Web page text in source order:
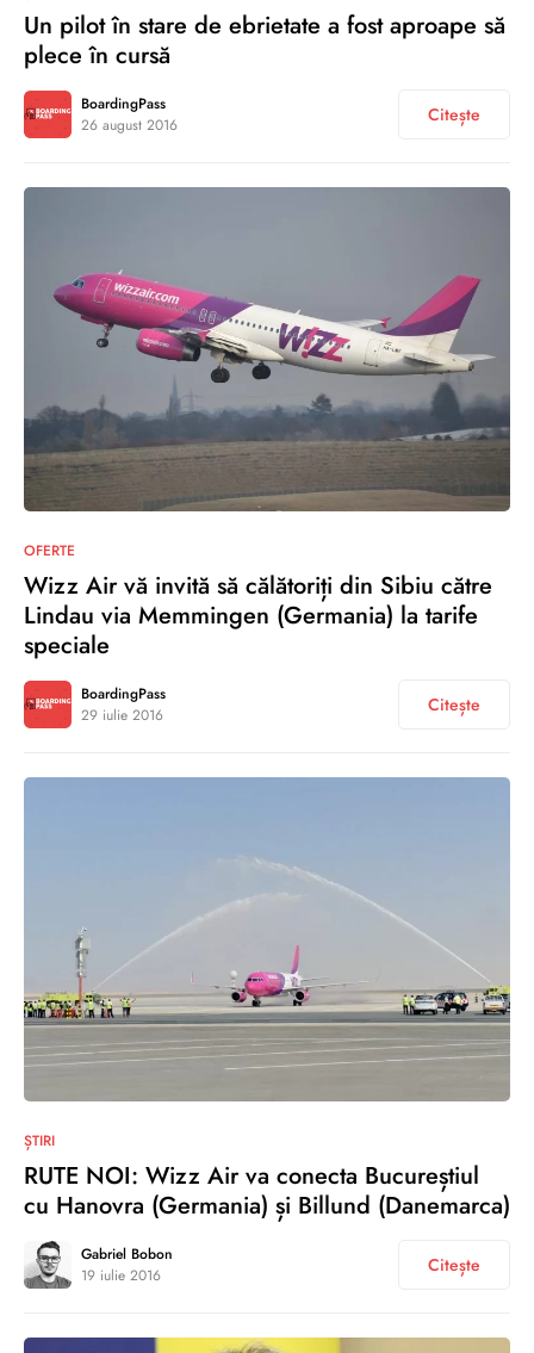
Un pilot în stare de ebrietate a fost aproape să
plece în cursă
BoardingPass
26 august 2016
Citește
OFERTE
Wizz Air vă invită să călătoriți din Sibiu către
Lindau via Memmingen (Germania) la tarife
speciale
BoardingPass
29 iulie 2016
Citește
ȘTIRI
RUTE NOI: Wizz Air va conecta Bucureștiul
cu Hanovra (Germania) și Billund (Danemarca)
Gabriel Bobon
19 iulie 2016
Citește